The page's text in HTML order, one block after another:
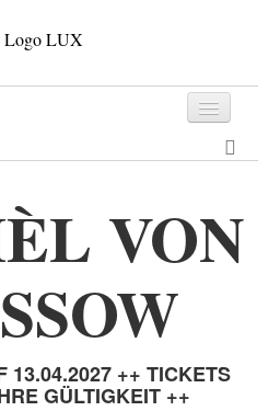
VON
13.04.2027 ++ TICKETS
GÜLTIGKEIT ++